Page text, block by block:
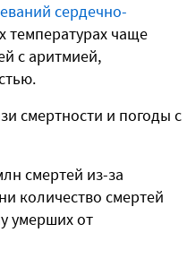
сердечно-
температурах чаще
с аритмией,
смертности и погоды с
смертей из-за
количество смертей
умерших от